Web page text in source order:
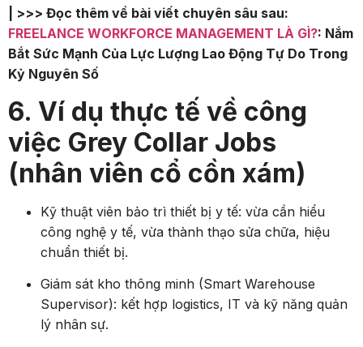
| >>> Đọc thêm về bài viết chuyên sâu sau:
FREELANCE WORKFORCE MANAGEMENT LÀ GÌ?: Nắm
Bắt Sức Mạnh Của Lực Lượng Lao Động Tự Do Trong
Kỷ Nguyên Số
6. Ví dụ thực tế về công
việc Grey Collar Jobs
(nhân viên cổ cồn xám)
Kỹ thuật viên bảo trì thiết bị y tế: vừa cần hiểu
công nghệ y tế, vừa thành thạo sửa chữa, hiệu
chuẩn thiết bị.
Giám sát kho thông minh (Smart Warehouse
Supervisor): kết hợp logistics, IT và kỹ năng quản
lý nhân sự.